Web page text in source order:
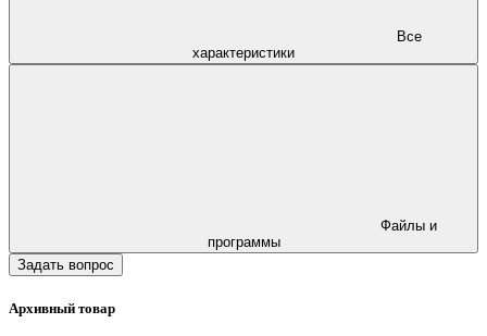
характеристики
программы
Задать вопрос
Архивный товар